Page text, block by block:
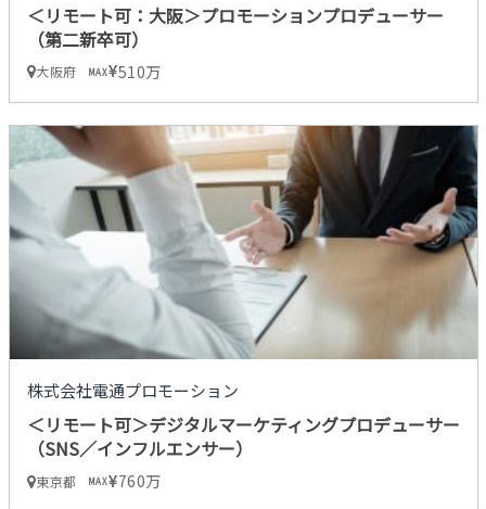
＜リモート可：大阪＞プロモーションプロデューサー
（第二新卒可）
大阪府 MAX 510万
株式会社電通プロモーション
＜リモート可＞デジタルマーケティングプロデューサー
（SNS／インフルエンサー）
東京都 MAX 760万